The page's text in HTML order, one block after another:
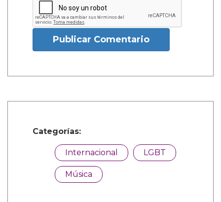
Publicar Comentario
Categorías:
Internacional LGBT
Música